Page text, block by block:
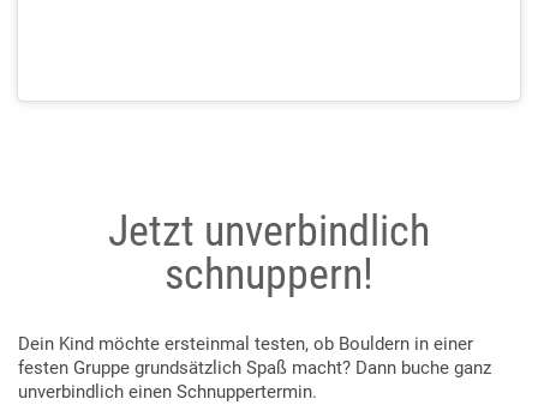
Jetzt unverbindlich
schnuppern!
Dein Kind möchte ersteinmal testen, ob Bouldern in einer
festen Gruppe grundsätzlich Spaß macht? Dann buche ganz
unverbindlich einen Schnuppertermin.